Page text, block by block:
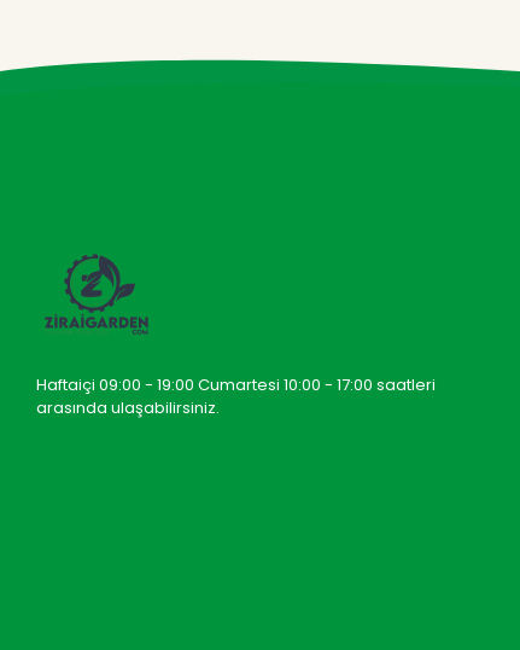
Haftaiçi 09:00 - 19:00 Cumartesi 10:00 - 17:00 saatleri
arasında ulaşabilirsiniz.